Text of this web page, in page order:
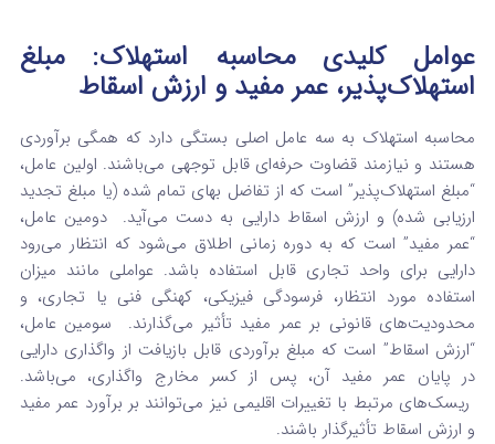
عوامل کلیدی محاسبه استهلاک: مبلغ
استهلاک‌پذیر، عمر مفید و ارزش اسقاط
محاسبه استهلاک به سه عامل اصلی بستگی دارد که همگی برآوردی
هستند و نیازمند قضاوت حرفه‌ای قابل توجهی می‌باشند. اولین عامل،
“مبلغ استهلاک‌پذیر” است که از تفاضل بهای تمام شده (یا مبلغ تجدید
ارزیابی شده) و ارزش اسقاط دارایی به دست می‌آید.
دومین عامل،
“عمر مفید” است که به دوره زمانی اطلاق می‌شود که انتظار می‌رود
دارایی برای واحد تجاری قابل استفاده باشد. عواملی مانند میزان
استفاده مورد انتظار، فرسودگی فیزیکی، کهنگی فنی یا تجاری، و
محدودیت‌های قانونی بر عمر مفید تأثیر می‌گذارند.
سومین عامل،
“ارزش اسقاط” است که مبلغ برآوردی قابل بازیافت از واگذاری دارایی
در پایان عمر مفید آن، پس از کسر مخارج واگذاری، می‌باشد.
ریسک‌های مرتبط با تغییرات اقلیمی نیز می‌توانند بر برآورد عمر مفید
و ارزش اسقاط تأثیرگذار باشند.